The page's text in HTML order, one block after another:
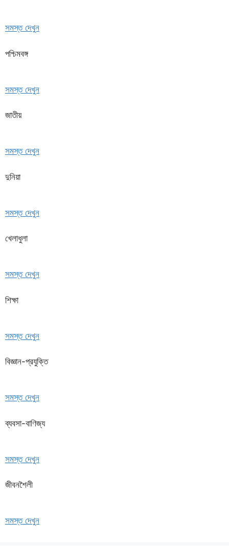
সমস্ত দেখুন
পশ্চিমবঙ্গ
সমস্ত দেখুন
জাতীয়
সমস্ত দেখুন
দুনিয়া
সমস্ত দেখুন
খেলাধুলা
সমস্ত দেখুন
শিক্ষা
সমস্ত দেখুন
বিজ্ঞান-প্রযুক্তি
সমস্ত দেখুন
ব্যবসা-বাণিজ্য
সমস্ত দেখুন
জীবনশৈলী
সমস্ত দেখুন